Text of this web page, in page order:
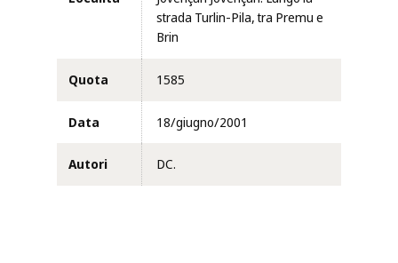
strada Turlin-Pila, tra Premu e
Brin
Quota 1585
Data 18/giugno/2001
Autori DC.